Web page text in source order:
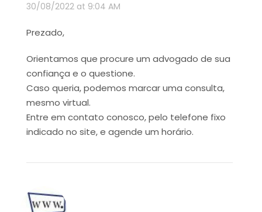
30/08/2022 at 9:04 AM
Prezado,
Orientamos que procure um advogado de sua
confiança e o questione.
Caso queria, podemos marcar uma consulta,
mesmo virtual.
Entre em contato conosco, pelo telefone fixo
indicado no site, e agende um horário.